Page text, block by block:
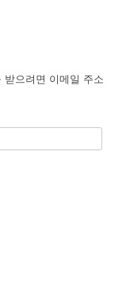
받으려면 이메일 주소